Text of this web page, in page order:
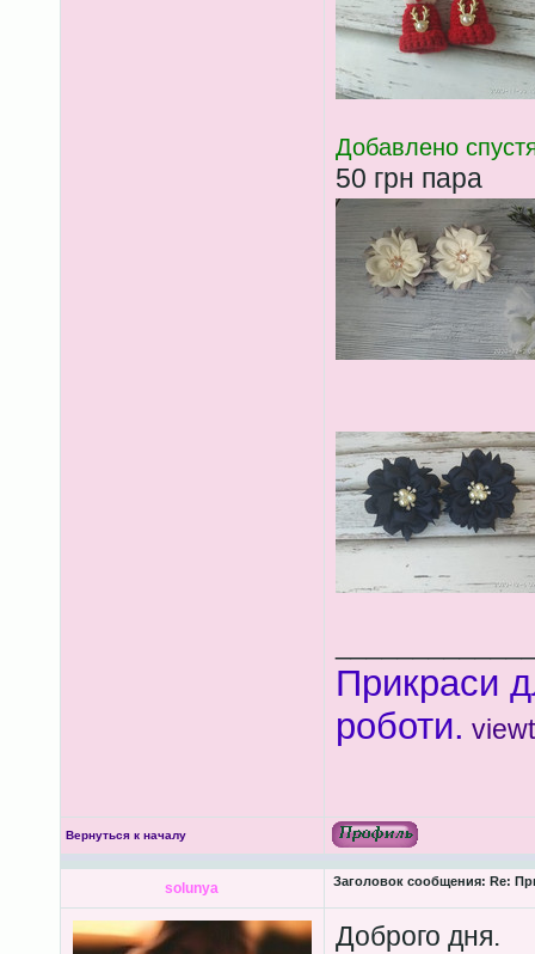
Добавлено
50 грн пара
Прикраси
роботи.
Вернуться к началу
solunya Заголовок сообщения: Re:
Доброго дня.